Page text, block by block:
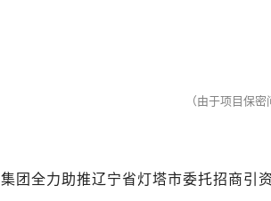
（由于项目保
集团全力助推辽宁省灯塔市委托招商引